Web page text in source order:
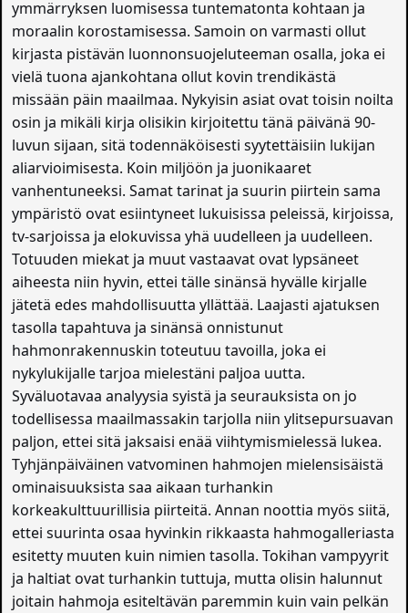
ymmärryksen luomisessa tuntematonta kohtaan ja
moraalin korostamisessa. Samoin on varmasti ollut
kirjasta pistävän luonnonsuojeluteeman osalla, joka ei
vielä tuona ajankohtana ollut kovin trendikästä
missään päin maailmaa. Nykyisin asiat ovat toisin noilta
osin ja mikäli kirja olisikin kirjoitettu tänä päivänä 90-
luvun sijaan, sitä todennäköisesti syytettäisiin lukijan
aliarvioimisesta. Koin miljöön ja juonikaaret
vanhentuneeksi. Samat tarinat ja suurin piirtein sama
ympäristö ovat esiintyneet lukuisissa peleissä, kirjoissa,
tv-sarjoissa ja elokuvissa yhä uudelleen ja uudelleen.
Totuuden miekat ja muut vastaavat ovat lypsäneet
aiheesta niin hyvin, ettei tälle sinänsä hyvälle kirjalle
jätetä edes mahdollisuutta yllättää. Laajasti ajatuksen
tasolla tapahtuva ja sinänsä onnistunut
hahmonrakennuskin toteutuu tavoilla, joka ei
nykylukijalle tarjoa mielestäni paljoa uutta.
Syväluotavaa analyysia syistä ja seurauksista on jo
todellisessa maailmassakin tarjolla niin ylitsepursuavan
paljon, ettei sitä jaksaisi enää viihtymismielessä lukea.
Tyhjänpäiväinen vatvominen hahmojen mielensisäistä
ominaisuuksista saa aikaan turhankin
korkeakulttuurillisia piirteitä. Annan noottia myös siitä,
ettei suurinta osaa hyvinkin rikkaasta hahmogalleriasta
esitetty muuten kuin nimien tasolla. Tokihan vampyyrit
ja haltiat ovat turhankin tuttuja, mutta olisin halunnut
joitain hahmoja esiteltävän paremmin kuin vain pelkän